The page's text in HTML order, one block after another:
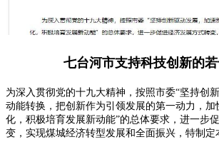
七台河市支持科技创新的
为深入贯彻党的十九大精神，按照市委“坚持创
动能转换，把创新作为引领发展的第一动力，加
化，积极培育发展新动能”的总体要求，进一步
变，实现煤城经济转型发展和全面振兴，特制定